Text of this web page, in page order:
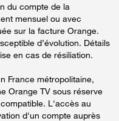
du compte de la
mensuel ou avec
sur la facture Orange.
d’évolution. Détails
en cas de résiliation.
France métropolitaine,
Orange TV sous réserve
L'accès au
d'un compte auprès